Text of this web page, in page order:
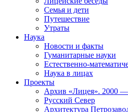
Семья и дети
Путешествие
Утраты
Наука
Новости и факты
Гуманитарные науки
Естественно-
Наука в лицах
Проекты
Архив «Лицея». 2000
Русский Север
Архитектура